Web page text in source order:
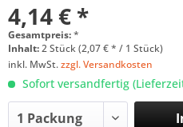
4,14 € *
Gesamtpreis:*
Inhalt:2 Stück (2,07 € * / 1 Stück)
inkl. MwSt.zzgl. Versandkosten
Sofort versandfertig